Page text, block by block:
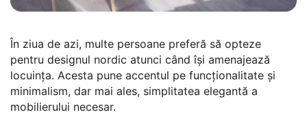
În ziua de azi, multe persoane preferă să opteze
pentru designul nordic atunci când își amenajează
locuința. Acesta pune accentul pe funcționalitate și
minimalism, dar mai ales, simplitatea elegantă a
mobilierului necesar.